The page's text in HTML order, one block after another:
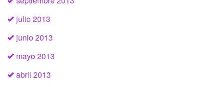
julio 2013
junio 2013
mayo 2013
abril 2013